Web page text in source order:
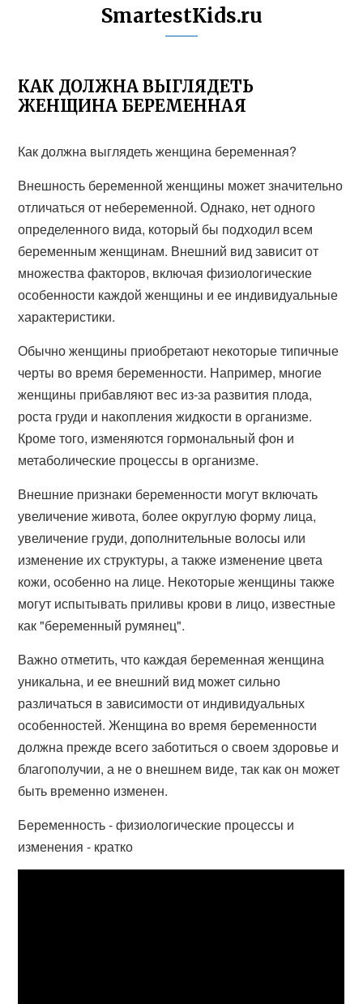
SmartestKids.ru
КАК ДОЛЖНА ВЫГЛЯДЕТЬ
ЖЕНЩИНА БЕРЕМЕННАЯ
Как должна выглядеть женщина беременная?
Внешность беременной женщины может значительно
отличаться от небеременной. Однако, нет одного
определенного вида, который бы подходил всем
беременным женщинам. Внешний вид зависит от
множества факторов, включая физиологические
особенности каждой женщины и ее индивидуальные
характеристики.
Обычно женщины приобретают некоторые типичные
черты во время беременности. Например, многие
женщины прибавляют вес из-за развития плода,
роста груди и накопления жидкости в организме.
Кроме того, изменяются гормональный фон и
метаболические процессы в организме.
Внешние признаки беременности могут включать
увеличение живота, более округлую форму лица,
увеличение груди, дополнительные волосы или
изменение их структуры, а также изменение цвета
кожи, особенно на лице. Некоторые женщины также
могут испытывать приливы крови в лицо, известные
как "беременный румянец".
Важно отметить, что каждая беременная женщина
уникальна, и ее внешний вид может сильно
различаться в зависимости от индивидуальных
особенностей. Женщина во время беременности
должна прежде всего заботиться о своем здоровье и
благополучии, а не о внешнем виде, так как он может
быть временно изменен.
Беременность - физиологические процессы и
изменения - кратко